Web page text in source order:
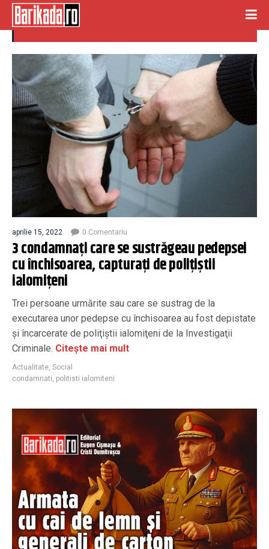
condamnati
aprilie 15, 2022 0 Comentariu
3 condamnaţi care se sustrăgeau pedepsei
cu închisoarea, capturaţi de poliţiştii
ialomițeni
Trei persoane urmărite sau care se sustrag de la
executarea unor pedepse cu închisoarea au fost depistate
şi încarcerate de poliţiştii ialomiţeni de la Investigaţii
Criminale. Citește mai mult
Actualitate, Social
condamnati, politisti ialomiteni